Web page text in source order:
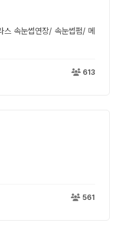
스 속눈썹연장/ 속눈썹펌/ 메
613
561